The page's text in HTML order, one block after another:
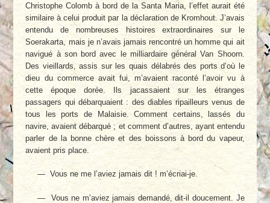
Christophe Colomb à bord de la Santa Maria, l’effet aurait été
similaire à celui produit par la déclaration de Kromhout. J’avais
entendu de nombreuses histoires extraordinaires sur le
Soerakarta, mais je n’avais jamais rencontré un homme qui ait
navigué à son bord avec le milliardaire général Van Shoorn.
Des vieillards, assis sur les quais délabrés des ports d’où le
dieu du commerce avait fui, m’avaient raconté l’avoir vu à
cette époque dorée. Ils jacassaient sur les étranges
passagers qui débarquaient : des diables ripailleurs venus de
tous les ports de Malaisie. Comment certains, lassés du
navire, avaient débarqué ; et comment d’autres, ayant entendu
parler de la bonne chère et des boissons à bord du vapeur,
avaient pris place.
— Vous ne me l’aviez jamais dit ! m’écriai-je.
— Vous ne m’aviez jamais demandé, dit-il doucement. Je